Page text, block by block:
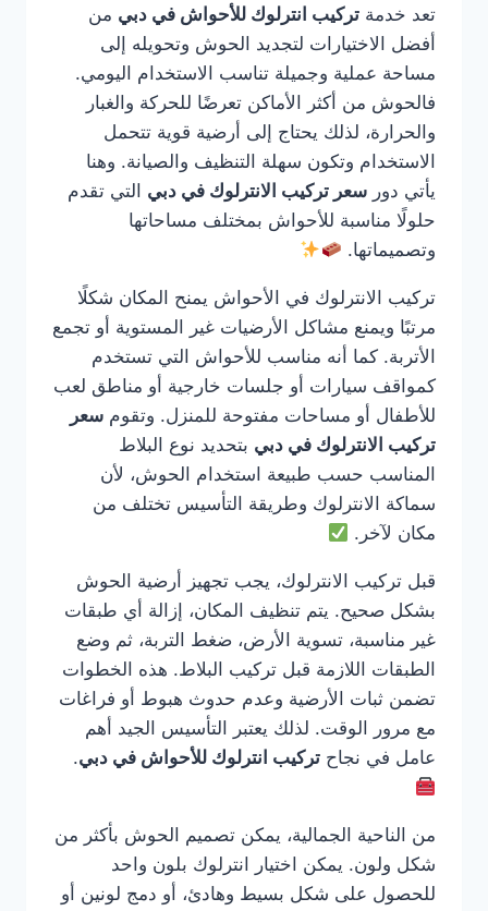
تعد خدمة تركيب انترلوك للأحواش في دبي من
أفضل الاختيارات لتجديد الحوش وتحويله إلى
مساحة عملية وجميلة تناسب الاستخدام اليومي.
فالحوش من أكثر الأماكن تعرضًا للحركة والغبار
والحرارة، لذلك يحتاج إلى أرضية قوية تتحمل
الاستخدام وتكون سهلة التنظيف والصيانة. وهنا
يأتي دور سعر تركيب الانترلوك في دبي التي تقدم
حلولًا مناسبة للأحواش بمختلف مساحاتها
وتصميماتها.
تركيب الانترلوك في الأحواش يمنح المكان شكلًا
مرتبًا ويمنع مشاكل الأرضيات غير المستوية أو تجمع
الأتربة. كما أنه مناسب للأحواش التي تستخدم
كمواقف سيارات أو جلسات خارجية أو مناطق لعب
للأطفال أو مساحات مفتوحة للمنزل. وتقوم سعر
تركيب الانترلوك في دبي بتحديد نوع البلاط
المناسب حسب طبيعة استخدام الحوش، لأن
سماكة الانترلوك وطريقة التأسيس تختلف من
مكان لآخر.
قبل تركيب الانترلوك، يجب تجهيز أرضية الحوش
بشكل صحيح. يتم تنظيف المكان، إزالة أي طبقات
غير مناسبة، تسوية الأرض، ضغط التربة، ثم وضع
الطبقات اللازمة قبل تركيب البلاط. هذه الخطوات
تضمن ثبات الأرضية وعدم حدوث هبوط أو فراغات
مع مرور الوقت. لذلك يعتبر التأسيس الجيد أهم
عامل في نجاح تركيب انترلوك للأحواش في دبي.
من الناحية الجمالية، يمكن تصميم الحوش بأكثر من
شكل ولون. يمكن اختيار انترلوك بلون واحد
للحصول على شكل بسيط وهادئ، أو دمج لونين أو